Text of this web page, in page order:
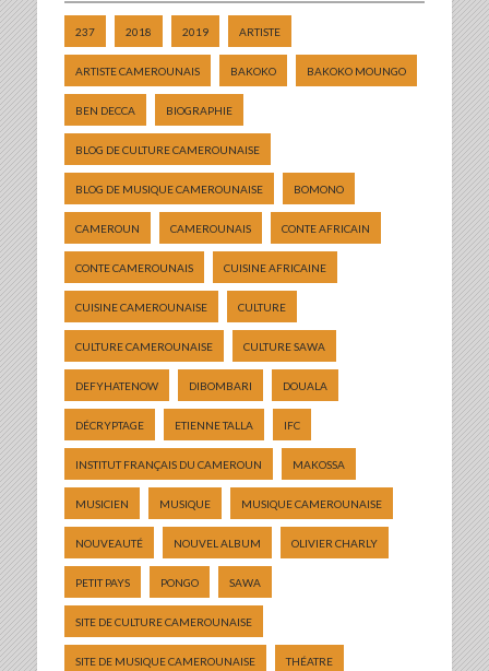
237 2018 2019 ARTISTE
ARTISTE CAMEROUNAIS BAKOKO BAKOKO MOUNGO
BEN DECCA BIOGRAPHIE
BLOG DE CULTURE CAMEROUNAISE
BLOG DE MUSIQUE CAMEROUNAISE BOMONO
CAMEROUN CAMEROUNAIS CONTE AFRICAIN
CONTE CAMEROUNAIS CUISINE AFRICAINE
CUISINE CAMEROUNAISE CULTURE
CULTURE CAMEROUNAISE CULTURE SAWA
DEFYHATENOW DIBOMBARI DOUALA
DÉCRYPTAGE ETIENNE TALLA IFC
INSTITUT FRANÇAIS DU CAMEROUN MAKOSSA
MUSICIEN MUSIQUE MUSIQUE CAMEROUNAISE
NOUVEAUTÉ NOUVEL ALBUM OLIVIER CHARLY
PETIT PAYS PONGO SAWA
SITE DE CULTURE CAMEROUNAISE
SITE DE MUSIQUE CAMEROUNAISE THÉATRE